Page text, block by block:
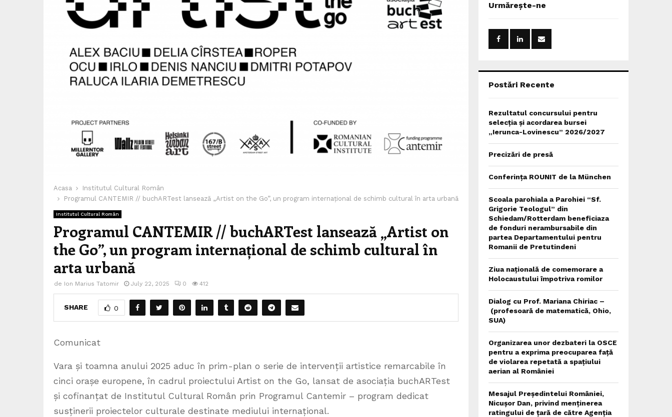
Acasa
Institutul Cultural Român
Programul CANTEMIR // buchARTest lansează „Artist on the Go”, un program internațional de schimb cultural în arta urbană
Institutul Cultural Român
Programul CANTEMIR // buchARTest lansează „Artist on
the Go”, un program internațional de schimb cultural în
arta urbană
de Ion Marius Tatomir July 22, 2025 0 412
SHARE 0
Comunicat
Vara și toamna anului 2025 aduc în prim-plan o serie de intervenții artistice remarcabile în
cinci orașe europene, în cadrul proiectului Artist on the Go, lansat de asociația buchARTest
și cofinanțat de Institutul Cultural Român prin Programul Cantemir – program dedicat
susținerii proiectelor culturale destinate mediului internațional.
h
o
:
Urmărește-ne
Postări Recente
Rezultatul concursului pentru
selecția și acordarea bursei
„Ierunca-Lovinescu” 2026/2027
Precizări de presă
Conferința ROUNIT de la München
Scoala parohiala a Parohiei “Sf.
Grigorie Teologul” din
Schiedam/Rotterdam beneficiaza
de fonduri nerambursabile din
partea Departamentului pentru
Romanii de Pretutindeni
Ziua națională de comemorare a
Holocaustului împotriva romilor
Dialog cu Prof. Mariana Chiriac –
(profesoară de matematică, Ohio,
SUA)
Organizarea unor dezbateri la OSCE
pentru a exprima preocuparea față
de violarea repetată a spațiului
aerian al României
Mesajul Președintelui României,
Nicușor Dan, privind menținerea
ratingului de țară de către Agenția